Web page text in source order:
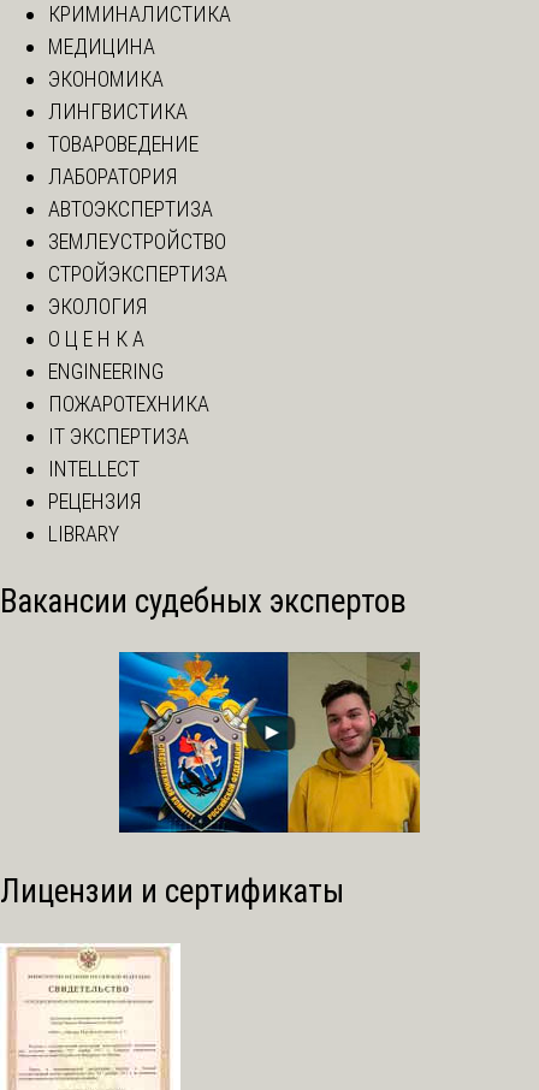
КРИМИНАЛИСТИКА
МЕДИЦИНА
ЭКОНОМИКА
ЛИНГВИСТИКА
ТОВАРОВЕДЕНИЕ
ЛАБОРАТОРИЯ
АВТОЭКСПЕРТИЗА
ЗЕМЛЕУСТРОЙСТВО
СТРОЙЭКСПЕРТИЗА
ЭКОЛОГИЯ
О Ц Е Н К А
ENGINEERING
ПОЖАРОТЕХНИКА
IT ЭКСПЕРТИЗА
INTELLECT
РЕЦЕНЗИЯ
LIBRARY
Вакансии судебных экспертов
Лицензии и сертификаты